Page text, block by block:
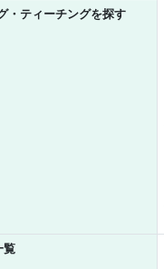
・ティーチングを探す
覧